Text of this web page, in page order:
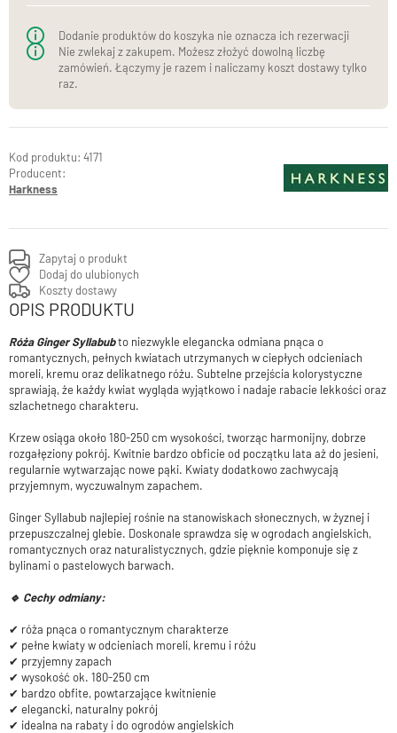
4171
Producent:
Harkness
Zapytaj o produkt
Dodaj do ulubionych
Koszty dostawy
OPIS PRODUKTU
Róża Ginger Syllabubto niezwykle elegancka odmiana pnąca o
romantycznych, pełnych kwiatach utrzymanych w ciepłych odcieniach
moreli, kremu oraz delikatnego różu. Subtelne przejścia kolorystyczne
sprawiają, że każdy kwiat wygląda wyjątkowo i nadaje rabacie lekkości oraz
szlachetnego charakteru.
Krzew osiąga około 180-250 cm wysokości, tworząc harmonijny, dobrze
rozgałęziony pokrój. Kwitnie bardzo obficie od początku lata aż do jesieni,
regularnie wytwarzając nowe pąki. Kwiaty dodatkowo zachwycają
przyjemnym, wyczuwalnym zapachem.
Ginger Syllabub najlepiej rośnie na stanowiskach słonecznych, w żyznej i
przepuszczalnej glebie. Doskonale sprawdza się w ogrodach angielskich,
romantycznych oraz naturalistycznych, gdzie pięknie komponuje się z
bylinami o pastelowych barwach.
🔹 Cechy odmiany:
✔ róża pnąca o romantycznym charakterze
✔ pełne kwiaty w odcieniach moreli, kremu i różu
✔ przyjemny zapach
✔ wysokość ok. 180-250 cm
✔ bardzo obfite, powtarzające kwitnienie
✔ elegancki, naturalny pokrój
✔ idealna na rabaty i do ogrodów angielskich
(do jednej paczki mieścimy maksymalnie 6 sztuk róż w
Dodanie produktów do koszyka nie oznacza ich rezerwacji
Nie zwlekaj z zakupem. Możesz złożyć dowolną liczbę
zamówień. Łączymy je razem i naliczamy koszt dostawy tylko
raz.